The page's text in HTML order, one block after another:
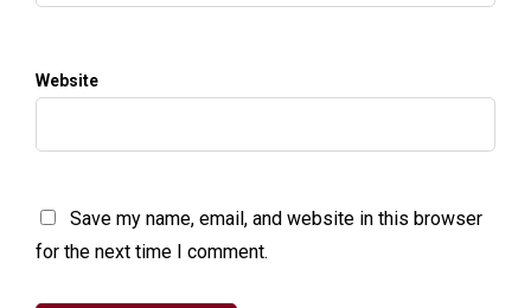
Website
Save my name, email, and website in this browser
for the next time I comment.